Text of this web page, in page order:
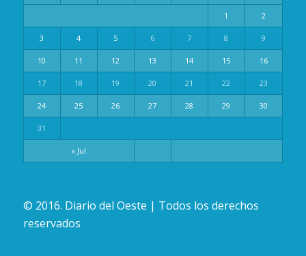
« Jul
1 2
3 4 5 6 7 8 9
10 11 12 13 14 15 16
17 18 19 20 21 22 23
24 25 26 27 28 29 30
31
© 2016. Diario del Oeste | Todos los derechos
reservados